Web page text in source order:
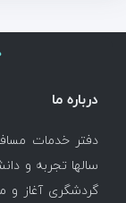
درباره ما
دفتر خدمات
سالها تجربه و
گردشگری آغاز و